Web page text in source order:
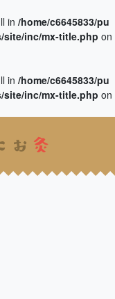
in /home/c6645833/pu
site/inc/mx-title.php on
in /home/c6645833/pu
site/inc/mx-title.php on